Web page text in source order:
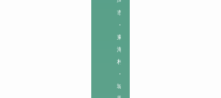
市
・
東
海
村
・
城